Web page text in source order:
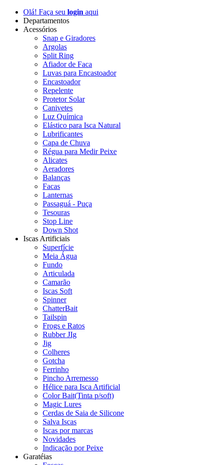
Olá! Faça seu login aqui
Departamentos
Acessórios
Snap e Giradores
Argolas
Split Ring
Afiador de Faca
Luvas para Encastoador
Encastoador
Repelente
Protetor Solar
Canivetes
Luz Química
Elástico para Isca Natural
Lubrificantes
Capa de Chuva
Régua para Medir Peixe
Alicates
Aeradores
Balanças
Facas
Lanternas
Passaguá - Puça
Tesouras
Stop Line
Down Shot
Iscas Artificiais
Superfície
Meia Água
Fundo
Articulada
Camarão
Iscas Soft
Spinner
ChatterBait
Tailspin
Frogs e Ratos
Rubber JIg
Jig
Colheres
Gotcha
Ferrinho
Pincho Arremesso
Hélice para Isca Artificial
Color Bait(Tinta p/soft)
Magic Lures
Cerdas de Saia de Silicone
Salva Iscas
Iscas por marcas
Novidades
Indicação por Peixe
Garatéias